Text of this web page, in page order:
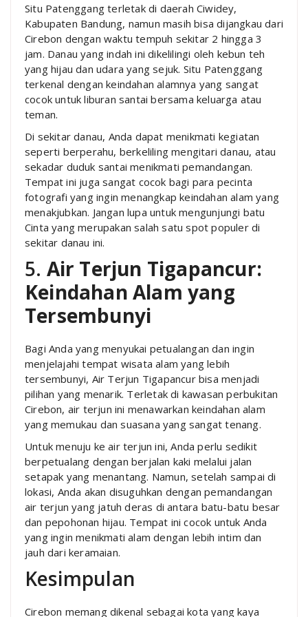
Situ Patenggang terletak di daerah Ciwidey,
Kabupaten Bandung, namun masih bisa dijangkau dari
Cirebon dengan waktu tempuh sekitar 2 hingga 3
jam. Danau yang indah ini dikelilingi oleh kebun teh
yang hijau dan udara yang sejuk. Situ Patenggang
terkenal dengan keindahan alamnya yang sangat
cocok untuk liburan santai bersama keluarga atau
teman.
Di sekitar danau, Anda dapat menikmati kegiatan
seperti berperahu, berkeliling mengitari danau, atau
sekadar duduk santai menikmati pemandangan.
Tempat ini juga sangat cocok bagi para pecinta
fotografi yang ingin menangkap keindahan alam yang
menakjubkan. Jangan lupa untuk mengunjungi batu
Cinta yang merupakan salah satu spot populer di
sekitar danau ini.
5. Air Terjun Tigapancur:
Keindahan Alam yang
Tersembunyi
Bagi Anda yang menyukai petualangan dan ingin
menjelajahi tempat wisata alam yang lebih
tersembunyi, Air Terjun Tigapancur bisa menjadi
pilihan yang menarik. Terletak di kawasan perbukitan
Cirebon, air terjun ini menawarkan keindahan alam
yang memukau dan suasana yang sangat tenang.
Untuk menuju ke air terjun ini, Anda perlu sedikit
berpetualang dengan berjalan kaki melalui jalan
setapak yang menantang. Namun, setelah sampai di
lokasi, Anda akan disuguhkan dengan pemandangan
air terjun yang jatuh deras di antara batu-batu besar
dan pepohonan hijau. Tempat ini cocok untuk Anda
yang ingin menikmati alam dengan lebih intim dan
jauh dari keramaian.
Kesimpulan
Cirebon memang dikenal sebagai kota yang kaya